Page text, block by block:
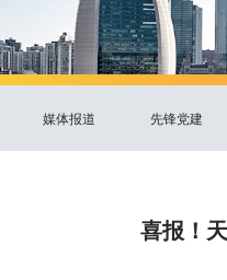
媒体报道 先锋党建
喜报！